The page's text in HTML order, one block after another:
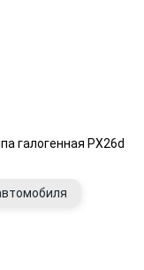
галогенная PX26d